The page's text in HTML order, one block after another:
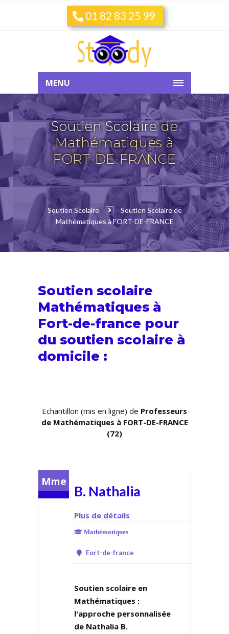
01 82 83 25 99
MENU
Soutien Scolairede
Mathématiques à
FORT-DE-FRANCE
Soutien Scolaire
Soutien Scolaire de
Mathématiques à FORT-DE-FRANCE
Soutien scolaire
Mathématiques à
Fort-de-france pour
du soutien scolaire à
domicile :
Echantillon (mis en ligne) de Professeurs
de Mathématiques à FORT-DE-FRANCE
(72)
Mme
B. Nathalia
Plus de détails
Mathématiques
Fort-de-france
Soutien scolaire en
Mathématiques :
l'approche personnalisée
de Nathalia B.